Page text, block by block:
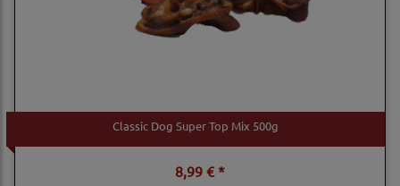
Classic Dog Super Top Mix 500g
8,99 € *